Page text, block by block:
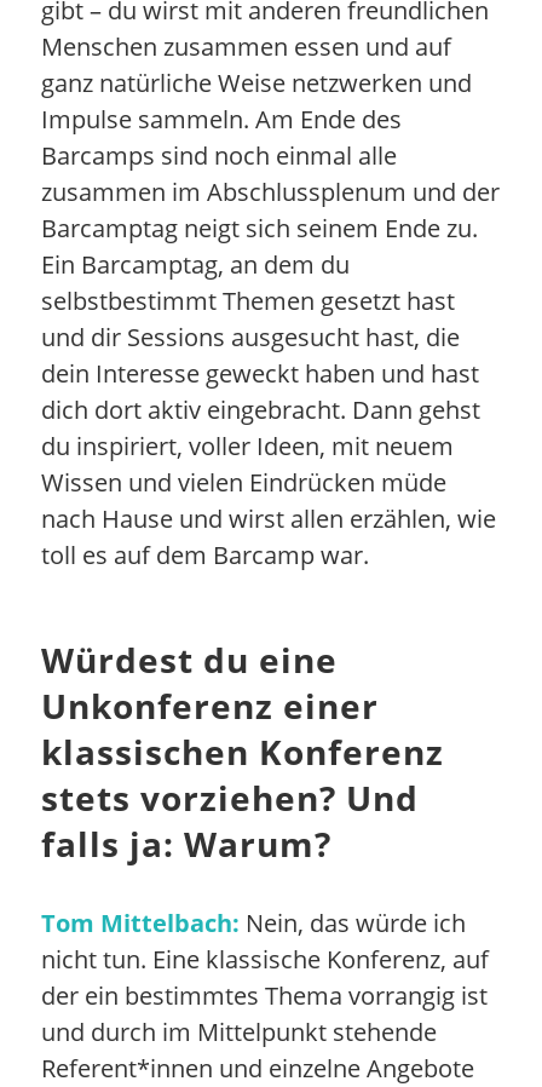
gibt – du wirst mit anderen freundlichen
Menschen zusammen essen und auf
ganz natürliche Weise netzwerken und
Impulse sammeln. Am Ende des
Barcamps sind noch einmal alle
zusammen im Abschlussplenum und der
Barcamptag neigt sich seinem Ende zu.
Ein Barcamptag, an dem du
selbstbestimmt Themen gesetzt hast
und dir Sessions ausgesucht hast, die
dein Interesse geweckt haben und hast
dich dort aktiv eingebracht. Dann gehst
du inspiriert, voller Ideen, mit neuem
Wissen und vielen Eindrücken müde
nach Hause und wirst allen erzählen, wie
toll es auf dem Barcamp war.
Würdest du eine
Unkonferenz einer
klassischen Konferenz
stets vorziehen? Und
falls ja: Warum?
Tom Mittelbach: Nein, das würde ich
nicht tun. Eine klassische Konferenz, auf
der ein bestimmtes Thema vorrangig ist
und durch im Mittelpunkt stehende
Referent*innen und einzelne Angebote